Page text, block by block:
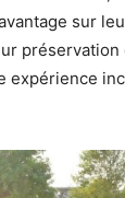
sur
préservation
expérience